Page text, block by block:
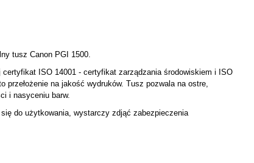
tusz Canon PGI 1500.
ISO 14001 - certyfikat zarządzania środowiskiem i ISO
przełożenie na jakość wydruków. Tusz pozwala na ostre,
i nasyceniu barw.
do użytkowania, wystarczy zdjąć zabezpieczenia